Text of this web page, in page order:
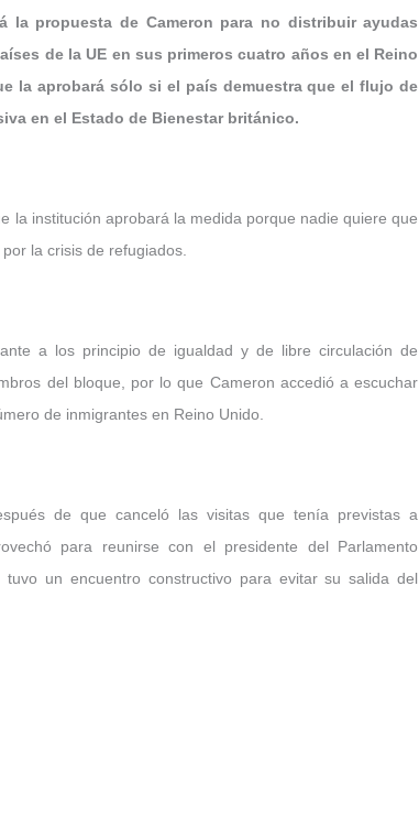
propuesta de Cameron para no distribuir ayudas
de la UE en sus primeros cuatro años en el Reino
la aprobará sólo si el país demuestra que el flujo de
en el Estado de Bienestar británico.
la institución aprobará la medida porque nadie quiere que
la crisis de refugiados.
a los principio de igualdad y de libre circulación de
del bloque, por lo que Cameron accedió a escuchar
de inmigrantes en Reino Unido.
de que canceló las visitas que tenía previstas a
para reunirse con el presidente del Parlamento
un encuentro constructivo para evitar su salida del